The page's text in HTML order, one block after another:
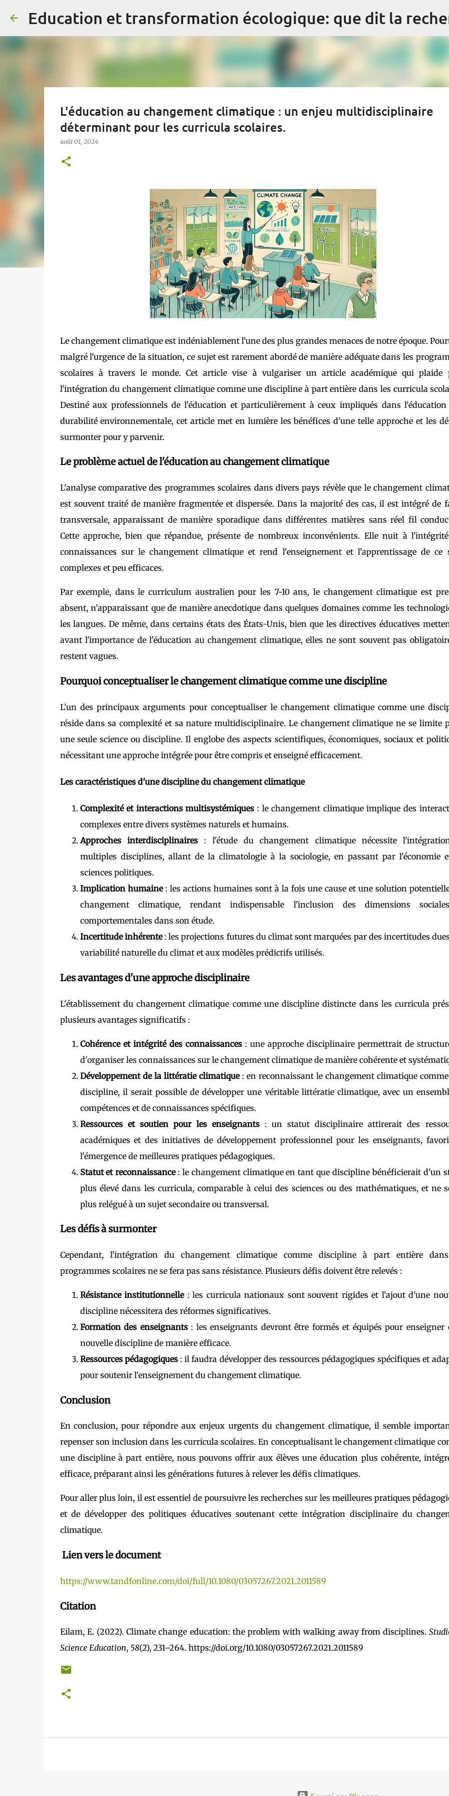
Accéder au contenu principal
Education et transformation écologique: que dit la
L'éducation au changement climatique : un enjeu multidisciplinaire
déterminant pour les curricula scolaires.
août 01, 2024
Le changement climatique est indéniablement l'une des plus grandes menaces de notre époque.
malgré l'urgence de la situation, ce sujet est rarement abordé de manière adéquate dans les
scolaires à travers le monde. Cet article vise à vulgariser un article académique qui plaide
l'intégration du changement climatique comme une discipline à part entière dans les curricula
Destiné aux professionnels de l'éducation et particulièrement à ceux impliqués dans
durabilité environnementale, cet article met en lumière les bénéfices d'une telle approche et les
surmonter pour y parvenir.
Le problème actuel de l'éducation au changement climatique
L'analyse comparative des programmes scolaires dans divers pays révèle que le changement
est souvent traité de manière fragmentée et dispersée. Dans la majorité des cas, il est intégré de
transversale, apparaissant de manière sporadique dans différentes matières sans réel fil
Cette approche, bien que répandue, présente de nombreux inconvénients. Elle nuit à
connaissances sur le changement climatique et rend l'enseignement et l'apprentissage de ce
complexes et peu efficaces.
Par exemple, dans le curriculum australien pour les 7-10 ans, le changement climatique est
absent, n'apparaissant que de manière anecdotique dans quelques domaines comme les
les langues. De même, dans certains états des États-Unis, bien que les directives éducatives
avant l'importance de l'éducation au changement climatique, elles ne sont souvent pas
restent vagues.
Pourquoi conceptualiser le changement climatique comme une discipline
L'un des principaux arguments pour conceptualiser le changement climatique comme une
réside dans sa complexité et sa nature multidisciplinaire. Le changement climatique ne se limite
une seule science ou discipline. Il englobe des aspects scientifiques, économiques, sociaux et
nécessitant une approche intégrée pour être compris et enseigné efficacement.
Les caractéristiques d'une discipline du changement climatique
Complexité et interactions multisystémiques : le changement climatique implique des
complexes entre divers systèmes naturels et humains.
Approches interdisciplinaires: l'étude du changement climatique nécessite
multiples disciplines, allant de la climatologie à la sociologie, en passant par l'économie
sciences politiques.
Implication humaine: les actions humaines sont à la fois une cause et une solution
changement climatique, rendant indispensable l'inclusion des dimensions
comportementales dans son étude.
Incertitude inhérente: les projections futures du climat sont marquées par des incertitudes
variabilité naturelle du climat et aux modèles prédictifs utilisés.
Les avantages d'une approche disciplinaire
L'établissement du changement climatique comme une discipline distincte dans les curricula
plusieurs avantages significatifs :
Cohérence et intégrité des connaissances: une approche disciplinaire permettrait de
d'organiser les connaissances sur le changement climatique de manière cohérente et
Développement de la littératie climatique: en reconnaissant le changement climatique
discipline, il serait possible de développer une véritable littératie climatique, avec un
compétences et de connaissances spécifiques.
Ressources et soutien pour les enseignants: un statut disciplinaire attirerait des
académiques et des initiatives de développement professionnel pour les enseignants,
l'émergence de meilleures pratiques pédagogiques.
Statut et reconnaissance: le changement climatique en tant que discipline bénéficierait d'un
plus élevé dans les curricula, comparable à celui des sciences ou des mathématiques, et ne
plus relégué à un sujet secondaire ou transversal.
Les défis à surmonter
Cependant, l'intégration du changement climatique comme discipline à part entière
programmes scolaires ne se fera pas sans résistance. Plusieurs défis doivent être relevés :
Résistance institutionnelle: les curricula nationaux sont souvent rigides et l'ajout d'une
discipline nécessitera des réformes significatives.
Formation des enseignants: les enseignants devront être formés et équipés pour enseigner
nouvelle discipline de manière efficace.
Ressources pédagogiques: il faudra développer des ressources pédagogiques spécifiques et
pour soutenir l'enseignement du changement climatique.
Conclusion
En conclusion, pour répondre aux enjeux urgents du changement climatique, il semble
repenser son inclusion dans les curricula scolaires. En conceptualisant le changement climatique
une discipline à part entière, nous pouvons offrir aux élèves une éducation plus cohérente,
efficace, préparant ainsi les générations futures à relever les défis climatiques.
Pour aller plus loin, il est essentiel de poursuivre les recherches sur les meilleures pratiques
et de développer des politiques éducatives soutenant cette intégration disciplinaire du
climatique.
Lien vers le document
https://www.tandfonline.com/doi/full/10.1080/03057267.2021.2011589
Citation
Eilam, E. (2022). Climate change education: the problem with walking away from disciplines.
Science Education, 58(2), 231–264. https://doi.org/10.1080/03057267.2021.2011589